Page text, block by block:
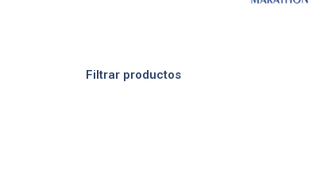
Filtrar productos